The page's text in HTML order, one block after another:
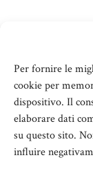
Per fornire le
cookie per
dispositivo. Il
elaborare dati
su questo sito.
influire